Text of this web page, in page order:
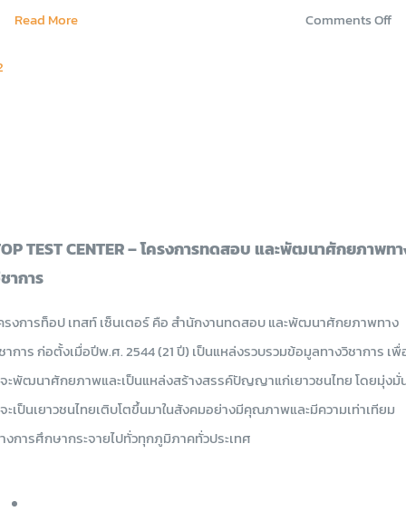
ก
Read More Comments Offon
TEST CENTER – โครงการทดสอบ และพัฒนาศักยภาพท
าการ
รงการท็อป เทสท์ เซ็นเตอร์ คือ สำนักงานทดสอบ และพัฒนาศักยภาพทาง
าการ ก่อตั้งเมื่อปีพ.ศ. 2544 (21 ปี) เป็นแหล่งรวบรวมข้อมูลทางวิชาการ เพื่
ะพัฒนาศักยภาพและเป็นแหล่งสร้างสรรค์ปัญญาแก่เยาวชนไทย โดยมุ่งมั่
ะเป็นเยาวชนไทยเติบโตขึ้นมาในสังคมอย่างมีคุณภาพและมีความเท่าเทียม
งการศึกษากระจายไปทั่วทุกภูมิภาคทั่วประเทศ